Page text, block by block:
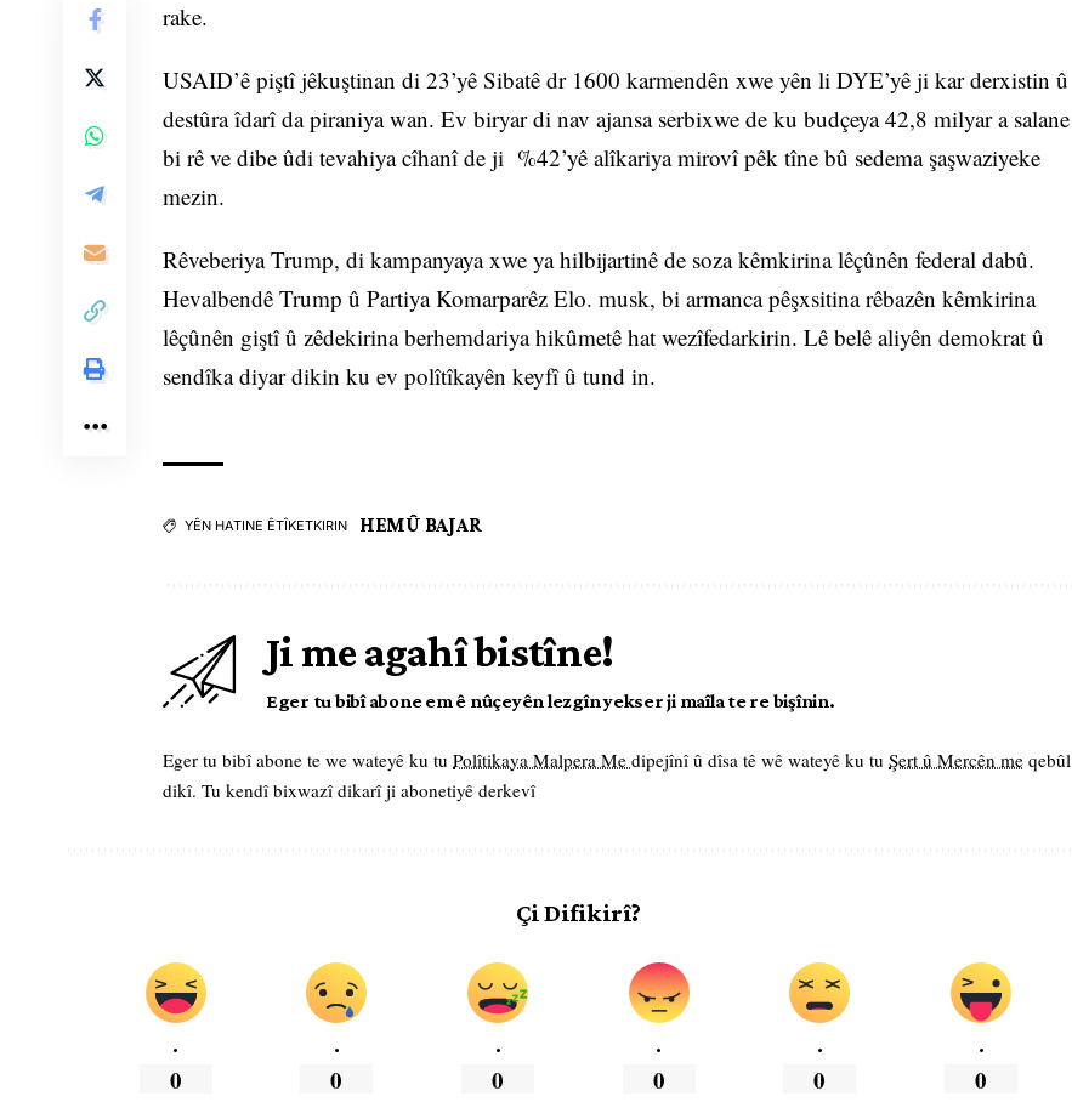
rake.
USAID’ê piştî jêkuştinan di 23’yê Sibatê dr 1600 karmendên xwe yên li DYE’yê ji kar derxistin û
destûra îdarî da piraniya wan. Ev biryar di nav ajansa serbixwe de ku budçeya 42,8 milyar a salane
bi rê ve dibe ûdi tevahiya cîhanî de ji %42’yê alîkariya mirovî pêk tîne bû sedema şaşwaziyeke
mezin.
Rêveberiya Trump, di kampanyaya xwe ya hilbijartinê de soza kêmkirina lêçûnên federal dabû.
Hevalbendê Trump û Partiya Komarparêz Elo. musk, bi armanca pêşxsitina rêbazên kêmkirina
lêçûnên giştî û zêdekirina berhemdariya hikûmetê hat wezîfedarkirin. Lê belê aliyên demokrat û
sendîka diyar dikin ku ev polîtîkayên keyfî û tund in.
YÊN HATINE ÊTÎKETKIRIN HEMÛ BAJAR
Ji me agahî bistîne!
Eger tu bibî abone em ê nûçeyên lezgîn yekser ji maîla te re bişînin.
Eger tu bibî abone te we wateyê ku tu Polîtikaya Malpera Me dipejînî û dîsa tê wê wateyê ku tu Şert û Mercên me qebûl
dikî. Tu kendî bixwazî dikarî ji abonetiyê derkevî
Çi Difikirî?
.
0
.
0
.
0
.
0
.
0
.
0